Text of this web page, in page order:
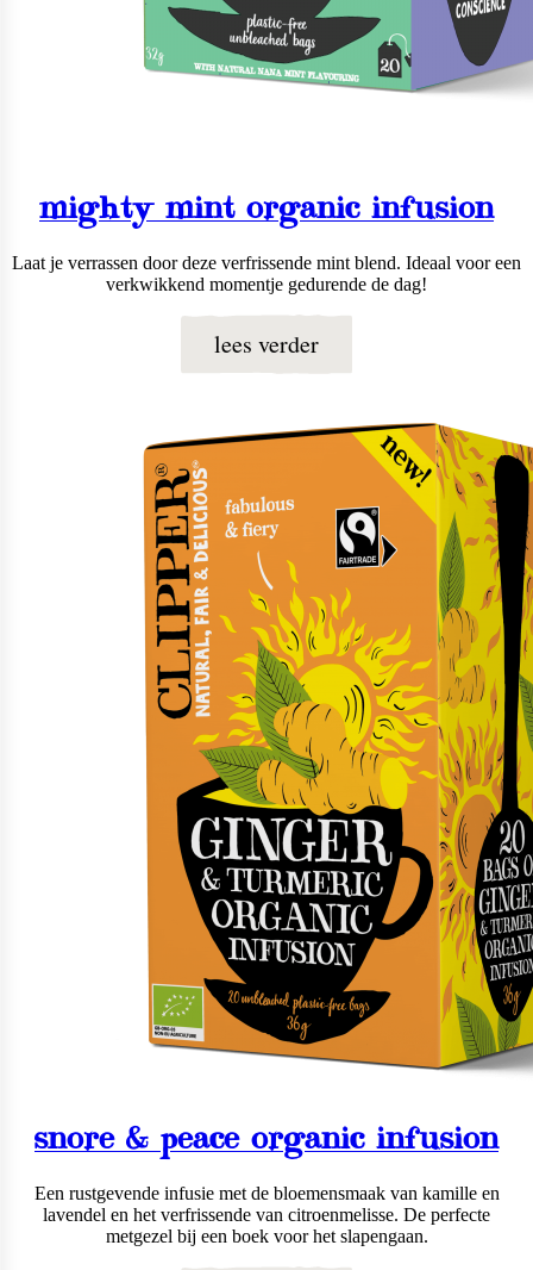
mighty mint organic infusion
Laat je verrassen door deze verfrissende mint blend. Ideaal voor een
verkwikkend momentje gedurende de dag!
lees verder
snore & peace organic infusion
Een rustgevende infusie met de bloemensmaak van kamille en
lavendel en het verfrissende van citroenmelisse. De perfecte
metgezel bij een boek voor het slapengaan.